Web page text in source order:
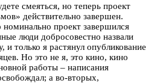
смеяться, но теперь проект
действительно завершен.
проект завершился
люди добросовестно назвали
только я растянул опубликование
Но это не я, это кино, кино
работы – написания
а во-вторых,